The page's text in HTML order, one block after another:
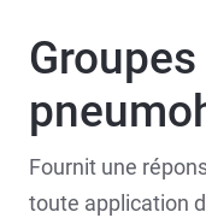
Groupes
Fournit une
toute application